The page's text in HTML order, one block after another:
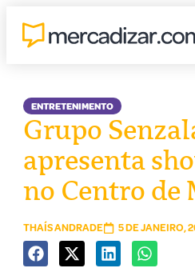
ENTRETENIMENTO
Grupo
apresenta
no Centro de
THAÍS ANDRADE 5 DE JANEIRO,